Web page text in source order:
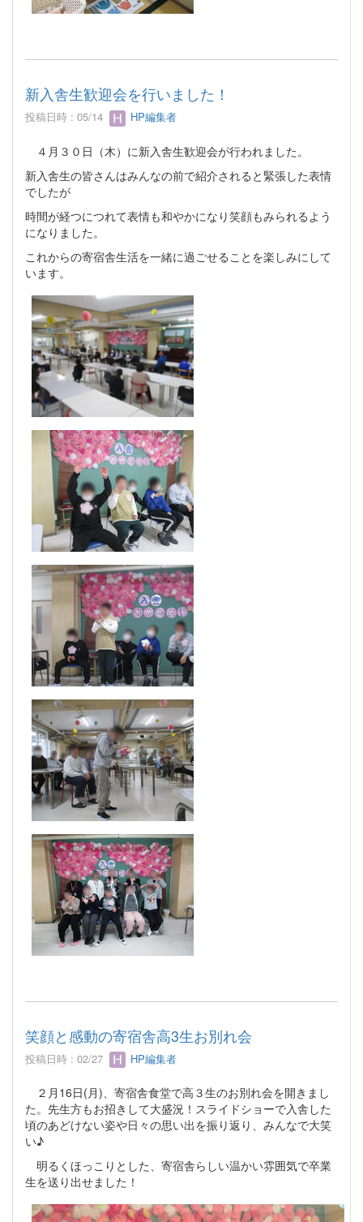
新入舎生歓迎会を行いました！
投稿日時 : 05/14 HP編集者
４月３０日（木）に新入舎生歓迎会が行われました。
新入舎生の皆さんはみんなの前で紹介されると緊張した表情
でしたが
時間が経つにつれて表情も和やかになり笑顔もみられるよう
になりました。
これからの寄宿舎生活を一緒に過ごせることを楽しみにして
います。
笑顔と感動の寄宿舎高3生お別れ会
投稿日時 : 02/27 HP編集者
２月16日(月)、寄宿舎食堂で高３生のお別れ会を開きまし
た。先生方もお招きして大盛況！スライドショーで入舎した
頃のあどけない姿や日々の思い出を振り返り、みんなで大笑
い♪
明るくほっこりとした、寄宿舎らしい温かい雰囲気で卒業
生を送り出せました！